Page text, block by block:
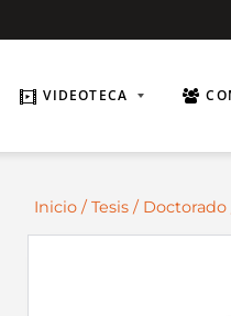
VIDEOTECA
Inicio /Tesis / Doctorado